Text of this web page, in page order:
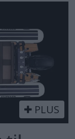
PLUS